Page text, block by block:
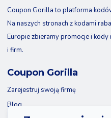
Coupon Gorilla to platforma
Na naszych stronach z kodami
Europie zbieramy promocje i
i firm.
Coupon Gorilla
Zarejestruj swoją firmę
Blog